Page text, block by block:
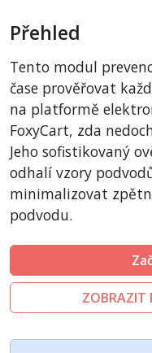
AbanteCart
CubeCart
LiteCart
ZenCart
PinnacleCart
Easy Digital
nopCommerce
ThirtyBees
Shopware
Sylius
Přehled
Tento modul
čase prověřovat
na platformě
FoxyCart, zda
Jeho sofistikovaný
odhalí vzory
minimalizovat
podvodu.
ZOBRAZIT